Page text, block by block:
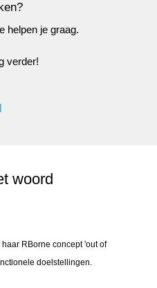
helpen je graag.
verder!
woord
RBorne concept 'out of
doelstellingen.
RBorne concept 'out of the